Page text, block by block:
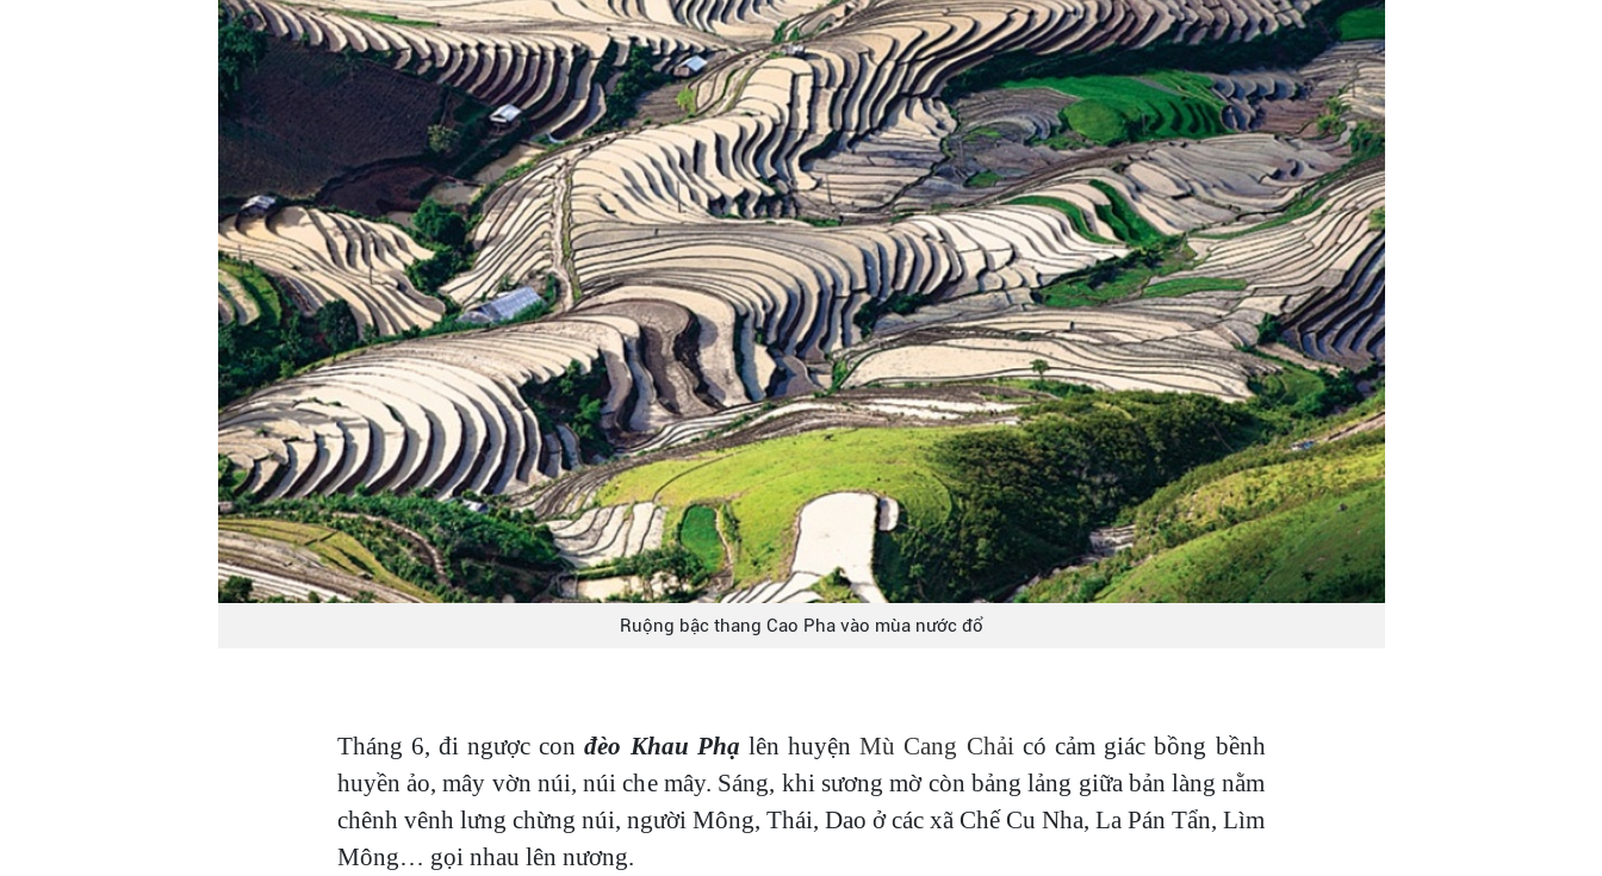
Ruộng bậc thang Cao Pha vào mùa nước đổ
Tháng 6, đi ngược conđèo Khau Phạ lên huyệnMù Cang Chải có cảm giác bồng bềnh
huyền ảo, mây vờn núi, núi che mây. Sáng, khi sương mờ còn bảng lảng giữa bản làng nằm
chênh vênh lưng chừng núi, người Mông, Thái, Dao ở các xã Chế Cu Nha, La Pán Tẩn, Lìm
Mông… gọi nhau lên nương.